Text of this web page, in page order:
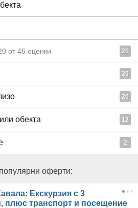
от 46 оценки 21
20
20
обекта 12
2
оферти:
Екскурзия с 3
плюс транспорт и посещение